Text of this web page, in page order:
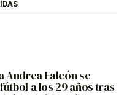
Andrea Falcón se
a los 29 años tras